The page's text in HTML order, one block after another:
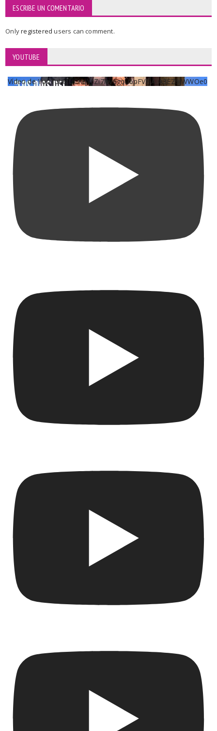
ESCRIBE UN COMENTARIO
Onlyregisteredusers can comment.
YOUTUBE
Vídeo de YouTube UCKqYjiZi7lzy6gqU6pFVFiA_A3EZ9JWWOe0